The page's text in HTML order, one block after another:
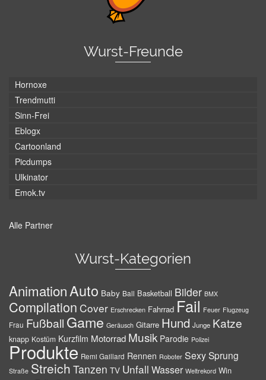
Wurst-Freunde
Hornoxe
Trendmutti
Sinn-Frei
Eblogx
Cartoonland
Picdumps
Ulkinator
Emok.tv
Alle Partner
Wurst-Kategorien
AnimationAuto Baby Ball Basketball Bilder BMX
Compilation Cover Erschrecken Fahrrad Fail Feuer Flugzeug
Frau Fußball Game Geräusch Gitarre Hund Junge Katze
knapp Kostüm Kurzfilm Motorrad Musik Parodie Polizei
Produkte Remi Gaillard Rennen Roboter SexySprung
Straße Streich Tanzen TV Unfall Wasser Weltrekord Win